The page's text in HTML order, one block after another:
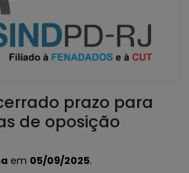
prazo para
de oposição
em 05/09/2025.